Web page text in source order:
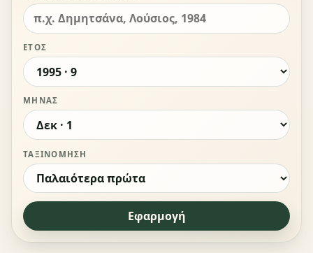
ΈΤΟΣ
ΜΉΝΑΣ
ΤΑΞΙΝΌΜΗΣΗ
Εφαρμογή